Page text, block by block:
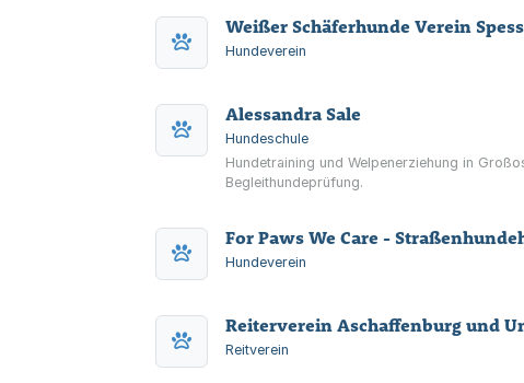
Weißer Schäferhunde Verein
Hundeverein
Alessandra Sale
Hundeschule
Hundetraining und Welpenerziehung in
Begleithundeprüfung.
For Paws We Care -
Hundeverein
Reiterverein Aschaffenburg und
Reitverein